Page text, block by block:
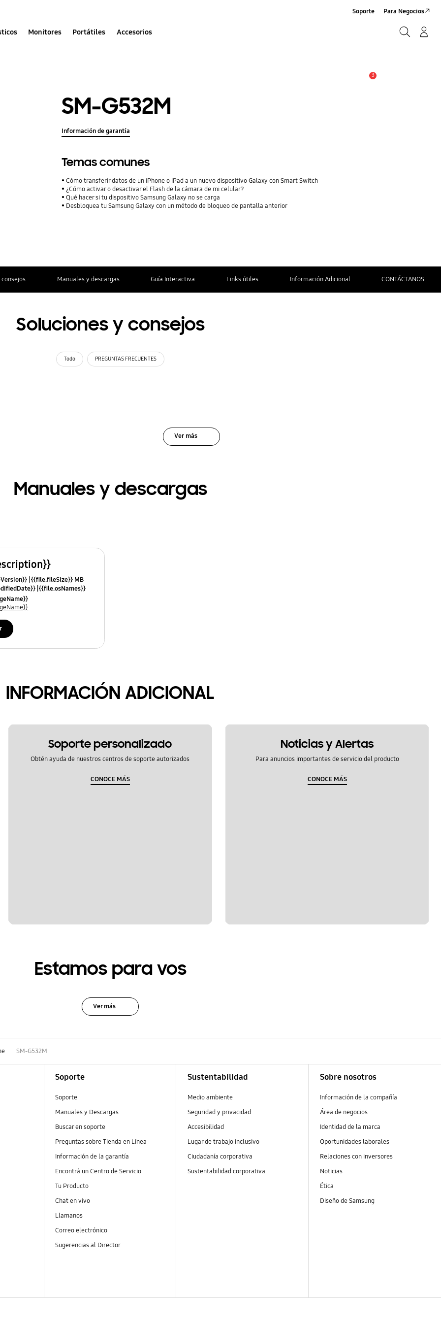
Monitores Portátiles Accesorios
Soporte Para Negocios
3
SM-G532M
Información de garantía
Temas comunes
Cómo transferir datos de un iPhone o iPad a un nuevo dispositivo Galaxy con Smart Switch
¿Cómo activar o desactivar el Flash de la cámara de mi celular?
Qué hacer si tu dispositivo Samsung Galaxy no se carga
Desbloquea tu Samsung Galaxy con un método de bloqueo de pantalla anterior
Manuales y descargas Guía Interactiva Links útiles Información Adicional CONTÁCTANOS
Soluciones y consejos
Todo PREGUNTAS FRECUENTES
Ver más
Manuales y descargas
{{file.fileSize}} MB
{{file.osNames}}
INFORMACIÓN ADICIONAL
Soporte personalizado
Obtén ayuda de nuestros centros de soporte autorizados
CONOCE MÁS
Noticias y Alertas
Para anuncios importantes de servicio del producto
CONOCE MÁS
Estamos para vos
Ver más
SM-G532M
Soporte
Soporte
Manuales y Descargas
Buscar en soporte
Preguntas sobre Tienda en Línea
Información de la garantía
Encontrá un Centro de Servicio
Tu Producto
Chat en vivo
Llamanos
Correo electrónico
Sugerencias al Director
Sustentabilidad
Medio ambiente
Seguridad y privacidad
Accesibilidad
Lugar de trabajo inclusivo
Ciudadanía corporativa
Sustentabilidad corporativa
Sobre nosotros
Información de la compañía
Área de negocios
Identidad de la marca
Oportunidades laborales
Relaciones con inversores
Noticias
Ética
Diseño de Samsung